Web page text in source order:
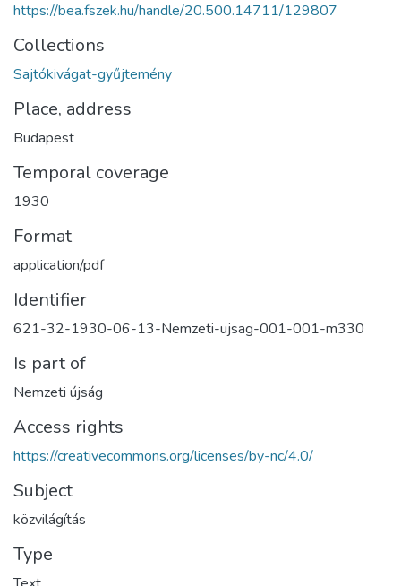
https://bea.fszek.hu/handle/20.500.14711/129807
Collections
Sajtókivágat-gyűjtemény
Place, address
Budapest
Temporal coverage
1930
Format
application/pdf
Identifier
621-32-1930-06-13-Nemzeti-ujsag-001-001-m330
Is part of
Nemzeti újság
Access rights
https://creativecommons.org/licenses/by-nc/4.0/
Subject
közvilágítás
Type